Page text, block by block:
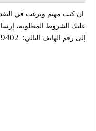
ان كنت مهتم وترغب في
عليك الشروط المطلوبة،
إلى رقم الهاتف التالي: